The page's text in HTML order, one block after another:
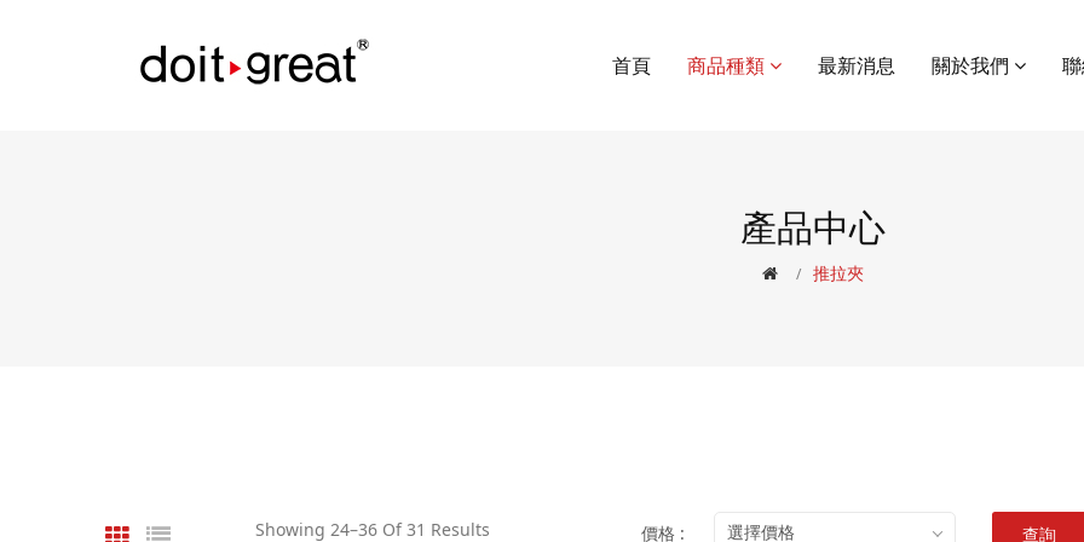
首頁 商品種類 最新消息 關於我們
產品中心
推拉夾
Showing 24–36 Of 31 Results 價格 : 選擇價格 查詢